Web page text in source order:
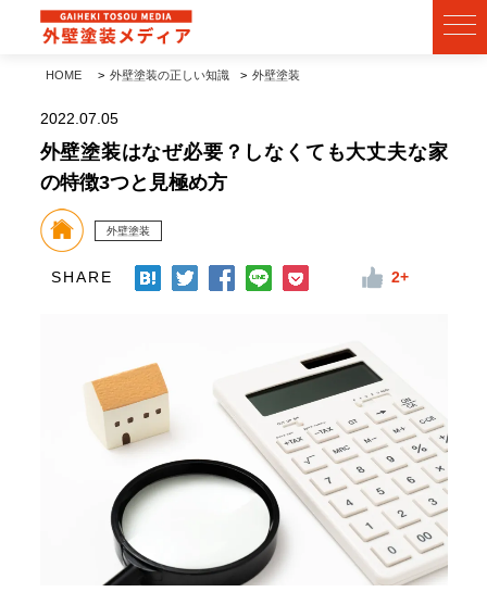
HOME 外壁塗装の正しい知識 外壁塗装
2022.07.05
外壁塗装はなぜ必要？しなくても大丈夫な家
の特徴3つと見極め方
外壁塗装
SHARE 2